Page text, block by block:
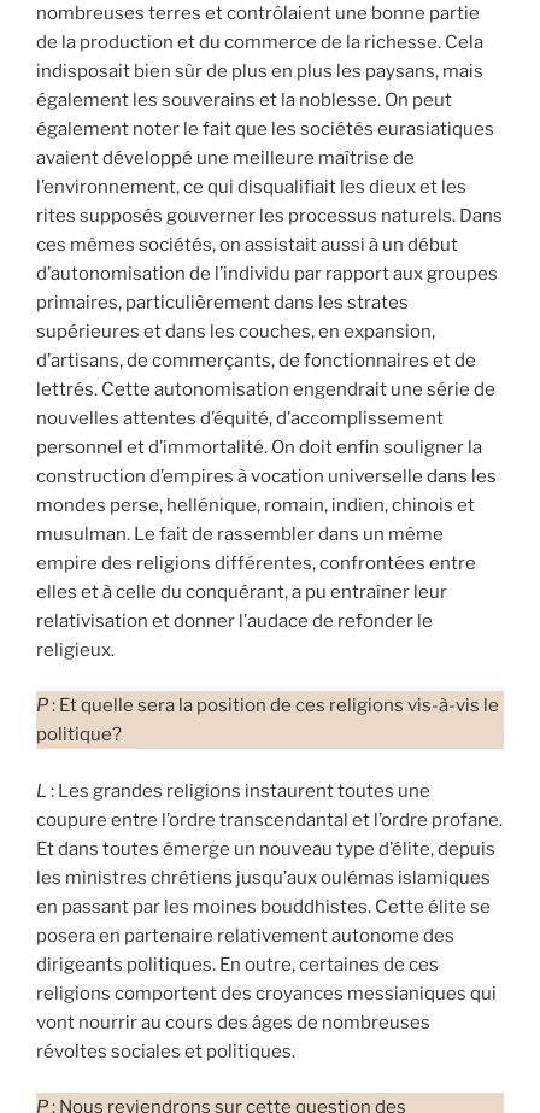
nombreuses terres et contrôlaient une bonne partie
de la production et du commerce de la richesse. Cela
indisposait bien sûr de plus en plus les paysans, mais
également les souverains et la noblesse. On peut
également noter le fait que les sociétés eurasiatiques
avaient développé une meilleure maîtrise de
l’environnement, ce qui disqualifiait les dieux et les
rites supposés gouverner les processus naturels. Dans
ces mêmes sociétés, on assistait aussi à un début
d’autonomisation de l’individu par rapport aux groupes
primaires, particulièrement dans les strates
supérieures et dans les couches, en expansion,
d’artisans, de commerçants, de fonctionnaires et de
lettrés. Cette autonomisation engendrait une série de
nouvelles attentes d’équité, d’accomplissement
personnel et d’immortalité. On doit enfin souligner la
construction d’empires à vocation universelle dans les
mondes perse, hellénique, romain, indien, chinois et
musulman. Le fait de rassembler dans un même
empire des religions différentes, confrontées entre
elles et à celle du conquérant, a pu entraîner leur
relativisation et donner l’audace de refonder le
religieux.
P: Et quelle sera la position de ces religions vis-à-vis le
politique?
L : Les grandes religions instaurent toutes une
coupure entre l’ordre transcendantal et l’ordre profane.
Et dans toutes émerge un nouveau type d’élite, depuis
les ministres chrétiens jusqu’aux oulémas islamiques
en passant par les moines bouddhistes. Cette élite se
posera en partenaire relativement autonome des
dirigeants politiques. En outre, certaines de ces
religions comportent des croyances messianiques qui
vont nourrir au cours des âges de nombreuses
révoltes sociales et politiques.
P: Nous reviendrons sur cette question des